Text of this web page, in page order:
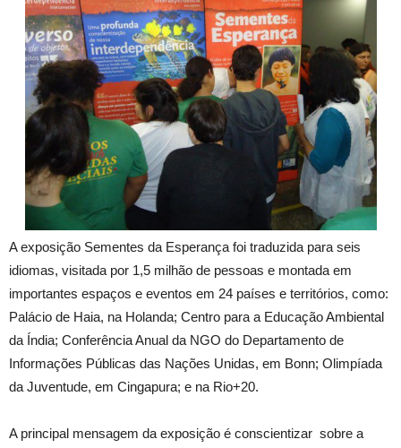
A exposição Sementes da Esperança foi traduzida para seis
idiomas, visitada por 1,5 milhão de pessoas e montada em
importantes espaços e eventos em 24 países e territórios, como:
Palácio de Haia, na Holanda; Centro para a Educação Ambiental
da Índia; Conferência Anual da NGO do Departamento de
Informações Públicas das Nações Unidas, em Bonn; Olimpíada
da Juventude, em Cingapura; e na Rio+20.
A principal mensagem da exposição é conscientizar sobre a